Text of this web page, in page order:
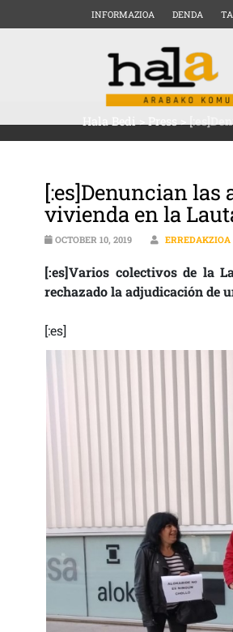
INFORMAZIOA DENDA
Hala Bedi>Press>
[:es]Denuncian las
vivienda en la
OCTOBER 10, 2019 ERREDAKZIOA
[:es]Varios colectivos de la
rechazado la adjudicación de
[:es]